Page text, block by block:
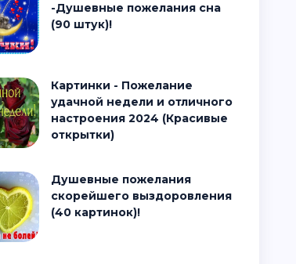
-Душевные пожелания сна
(90 штук)!
Картинки - Пожелание
удачной недели и отличного
настроения 2024 (Красивые
открытки)
Душевные пожелания
скорейшего выздоровления
(40 картинок)!